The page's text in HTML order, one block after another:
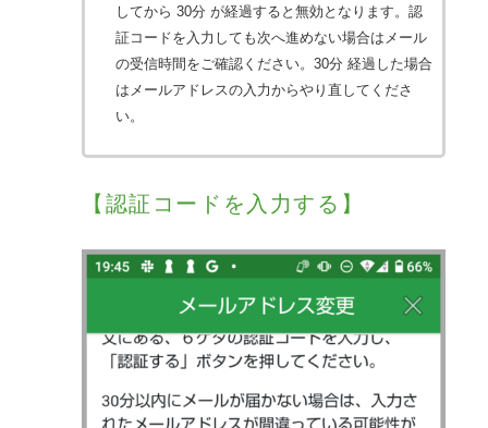
してから 30分 が経過すると無効となります。認
証コードを入力しても次へ進めない場合はメール
の受信時間をご確認ください。30分 経過した場合
はメールアドレスの入力からやり直してくださ
い。
【認証コードを入力する】